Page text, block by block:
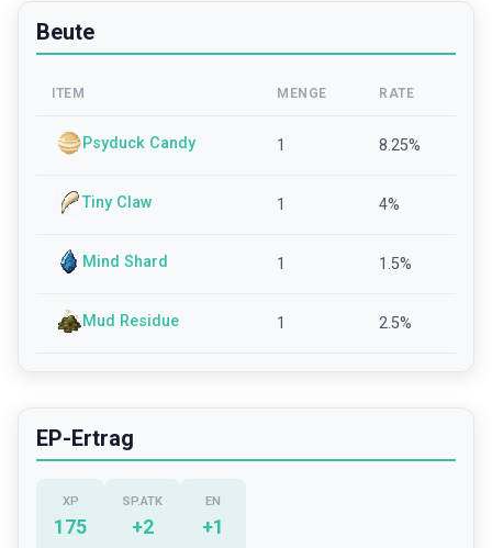
Beute
ITEM MENGE RATE
Psyduck Candy 1 8.25%
Tiny Claw 1 4%
Mind Shard 1 1.5%
Mud Residue 1 2.5%
EP-Ertrag
XP
175
SP.ATK
+2
EN
+1